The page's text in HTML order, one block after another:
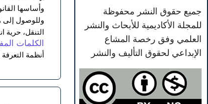
جميع حقوق النشر محفوظة
للمجلة الأكاديمية للأبحاث والنشر
العلمي وفق رخصة المشاع
الإبداعي لحقوق التأليف والنشر
وأساسها
وللوصول إلى
التنقل، حرية
الكلمات
أنظمة